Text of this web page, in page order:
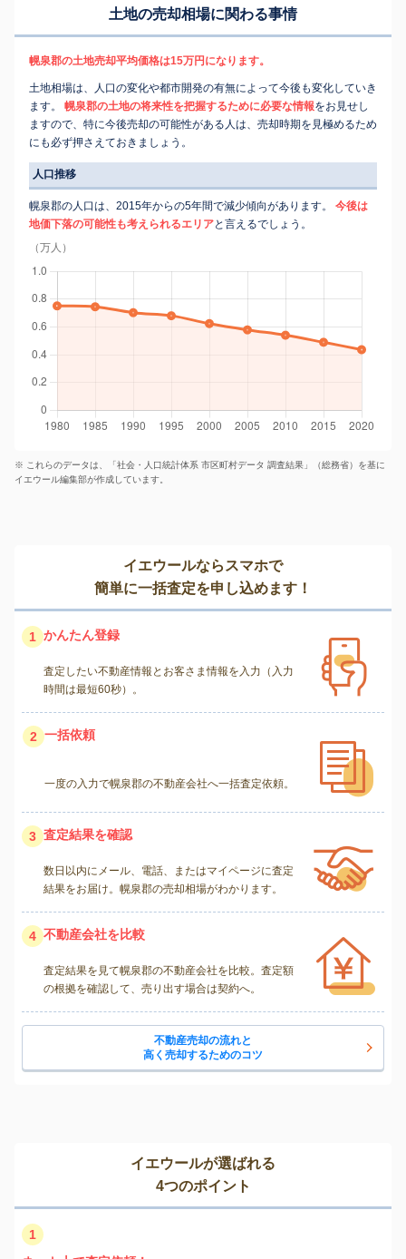
土地の売却相場に関わる事情
幌泉郡の土地売却平均価格は15万円になります。
土地相場は、人口の変化や都市開発の有無によって今後も変化していき
ます。
幌泉郡の土地の将来性を把握するために必要な情報をお見せし
ますので、特に今後売却の可能性がある人は、売却時期を見極めるため
にも必ず押さえておきましょう。
人口推移
幌泉郡の人口は、2015年からの5年間で減少傾向があります。
今後は
地価下落の可能性も考えられるエリアと言えるでしょう。
（万人）
※ これらのデータは、「社会・人口統計体系 市区町村データ 調査結果」（総務省）を基に
イエウール編集部が作成しています。
イエウールならスマホで
簡単に一括査定を申し込めます！
1 かんたん登録
査定したい不動産情報とお客さま情報を入力（入力
時間は最短60秒）。
2 一括依頼
一度の入力で幌泉郡の不動産会社へ一括査定依頼。
3 査定結果を確認
数日以内にメール、電話、またはマイページに査定
結果をお届け。幌泉郡の売却相場がわかります。
4 不動産会社を比較
査定結果を見て幌泉郡の不動産会社を比較。査定額
の根拠を確認して、売り出す場合は契約へ。
不動産売却の流れと
高く売却するためのコツ
イエウールが選ばれる
4つのポイント
1